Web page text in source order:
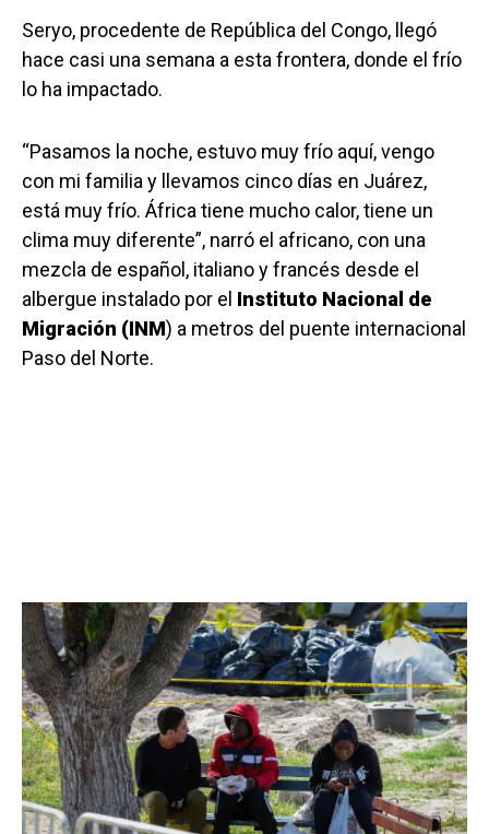
Seryo, procedente de República del Congo, llegó
hace casi una semana a esta frontera, donde el frío
lo ha impactado.
“Pasamos la noche, estuvo muy frío aquí, vengo
con mi familia y llevamos cinco días en Juárez,
está muy frío. África tiene mucho calor, tiene un
clima muy diferente”, narró el africano, con una
mezcla de español, italiano y francés desde el
albergue instalado por el Instituto Nacional de
Migración (INM) a metros del puente internacional
Paso del Norte.